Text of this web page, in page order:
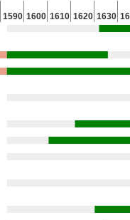
1590 1600 1610 1620 1630